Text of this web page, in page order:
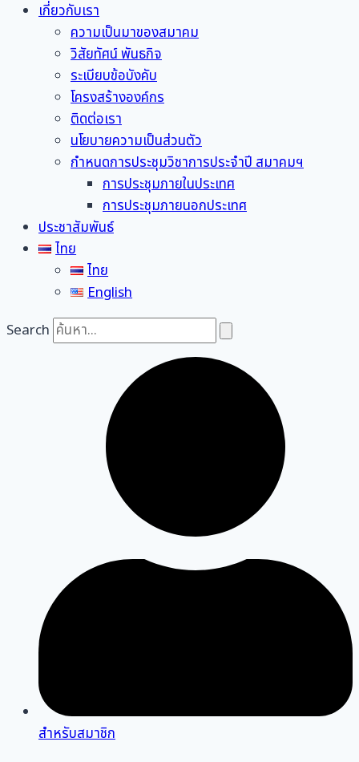
เกี่ยวกับเรา
ความเป็นมาของสมาคม
วิสัยทัศน์ พันธกิจ
ระเบียบข้อบังคับ
โครงสร้างองค์กร
ติดต่อเรา
นโยบายความเป็นส่วนตัว
กำหนดการประชุมวิชาการประจำปี สมาคมฯ
การประชุมภายในประเทศ
การประชุมภายนอกประเทศ
ประชาสัมพันธ์
ไทย
ไทย
English
Search
สำหรับสมาชิก